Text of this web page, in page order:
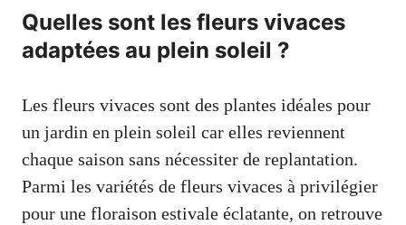
Quelles sont les fleurs vivaces
adaptées au plein soleil ?
Les fleurs vivaces sont des plantes idéales pour
un jardin en plein soleil car elles reviennent
chaque saison sans nécessiter de replantation.
Parmi les variétés de fleurs vivaces à privilégier
pour une floraison estivale éclatante, on retrouve